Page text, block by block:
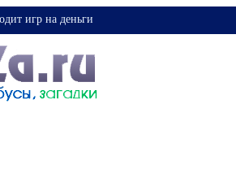
игр на деньги